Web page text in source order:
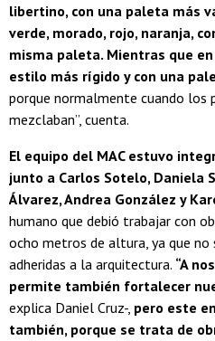
libertino, con una paleta más
verde, morado, rojo, naranja,
misma paleta. Mientras que
estilo más rígido y con una
porque normalmente cuando los
mezclaban”, cuenta.
El equipo del MAC estuvo
junto a Carlos Sotelo, Daniela
Álvarez, Andrea González y
humano que debió trabajar con
ocho metros de altura, ya que no
adheridas a la arquitectura. “A
permite también fortalecer
explica Daniel Cruz-, pero este
también, porque se trata de